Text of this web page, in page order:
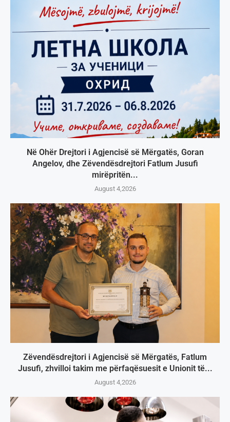
Në Ohër Drejtori i Agjencisë së Mërgatës, Goran
Angelov, dhe Zëvendësdrejtori Fatlum Jusufi
mirëpritën...
August 4,2026
Zëvendësdrejtori i Agjencisë së Mërgatës, Fatlum
Jusufi, zhvilloi takim me përfaqësuesit e Unionit të...
August 4,2026